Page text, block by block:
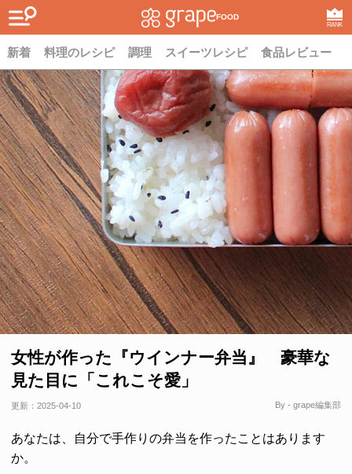
FOOD
RANK
新着 料理のレシピ 調理 スイーツレシピ 食品レビュー
女性が作った『ウインナー弁当』 豪華な
見た目に「これこそ愛」
更新： 2025-04-10 By - grape編集部
あなたは、自分で手作りの弁当を作ったことはあります
か。